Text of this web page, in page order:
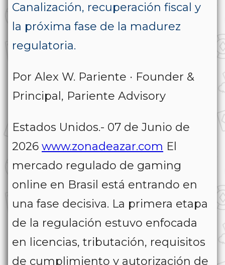
Canalización, recuperación fiscal y
la próxima fase de la madurez
regulatoria.
Por Alex W. Pariente · Founder &
Principal, Pariente Advisory
Estados Unidos.- 07 de Junio de
2026 www.zonadeazar.com El
mercado regulado de gaming
online en Brasil está entrando en
una fase decisiva. La primera etapa
de la regulación estuvo enfocada
en licencias, tributación, requisitos
de cumplimiento y autorización de